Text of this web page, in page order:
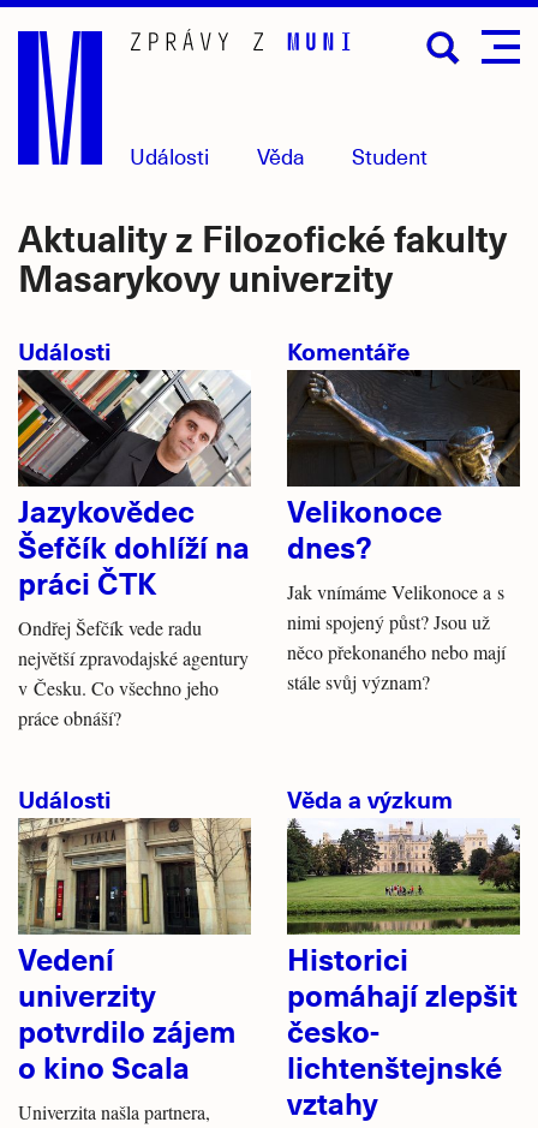
Přejít
hlavní
obsah
Události Věda Student
Aktuality z Filozofické fakulty
Masarykovy univerzity
Události
Jazykovědec
Šefčík dohlíží na
práci ČTK
Ondřej Šefčík vede radu
největší zpravodajské agentury
v Česku. Co všechno jeho
práce obnáší?
Komentáře
Velikonoce
dnes?
Jak vnímáme Velikonoce a s
nimi spojený půst? Jsou už
něco překonaného nebo mají
stále svůj význam?
Události
Vedení
univerzity
potvrdilo zájem
o kino Scala
Univerzita našla partnera,
Věda a výzkum
Historici
pomáhají zlepšit
česko-
lichtenštejnské
vztahy